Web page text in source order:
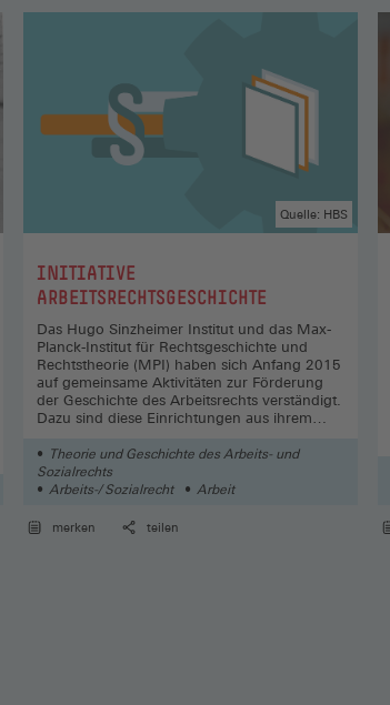
:INITIATIVE
ARBEITSRECHTSGESCHICHTE
Das Hugo Sinzheimer Institut und das Max-
Planck-Institut für Rechtsgeschichte und
Rechtstheorie (MPI) haben sich Anfang 2015
auf gemeinsame Aktivitäten zur Förderung
der Geschichte des Arbeitsrechts verständigt.
Dazu sind diese Einrichtungen aus ihrem
prädestiniert, technisch gefördert durch die
räumliche Nähe in Frankfurt am Main.
Quelle: HBS
Theorie und Geschichte des Arbeits- und
Sozialrechts
Arbeits-/ Sozialrecht
Arbeit
merken teilen